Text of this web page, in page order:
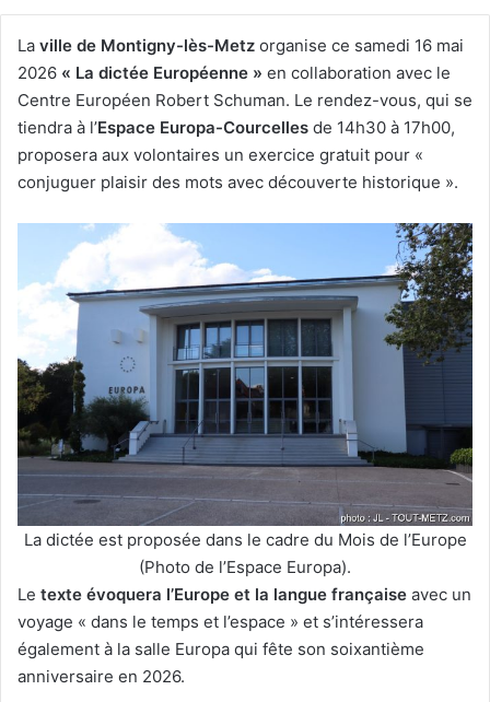
La ville de Montigny-lès-Metz organise ce samedi 16 mai
2026 « La dictée Européenne » en collaboration avec le
Centre Européen Robert Schuman. Le rendez-vous, qui se
tiendra à l’Espace Europa-Courcelles de 14h30 à 17h00,
proposera aux volontaires un exercice gratuit pour «
conjuguer plaisir des mots avec découverte historique ».
La dictée est proposée dans le cadre du Mois de l’Europe
(Photo de l’Espace Europa).
Le texte évoquera l’Europe et la langue française avec un
voyage « dans le temps et l’espace » et s’intéressera
également à la salle Europa qui fête son soixantième
anniversaire en 2026.